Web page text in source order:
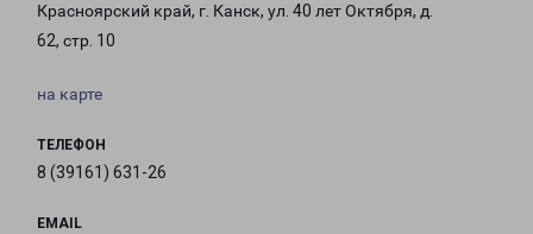
Красноярский край, г. Канск, ул. 40 лет Октября, д.
62, стр. 10
на карте
ТЕЛЕФОН
8 (39161) 631-26
EMAIL